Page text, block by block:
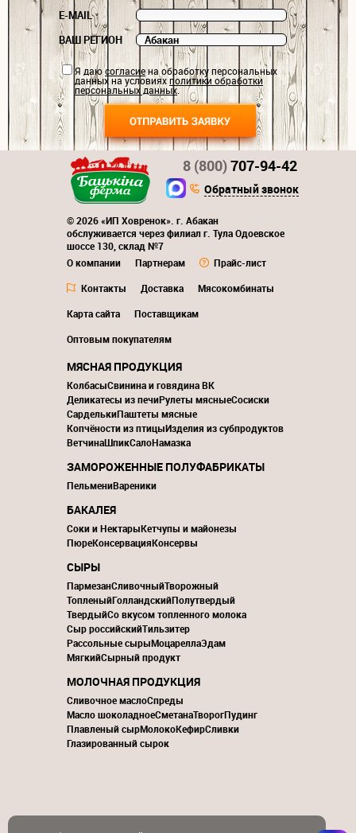
E-MAIL
ВАШ РЕГИОН
Я даюсогласиена обработку персональных
данных на условияхполитики обработки
персональных данных.
© 2026 «ИП Ховренок». г. Абакан
обслуживается через филиал г. Тула Одоевское
шоссе 130, склад №7
О компании
Партнерам
Прайс-лист
Контакты
Доставка
Мясокомбинаты
Карта сайта
Поставщикам
Оптовым покупателям
8 (800)707-94-42
Обратный звонок
МЯСНАЯ ПРОДУКЦИЯ
КолбасыСвинина и говядина ВК
Деликатесы из печиРулеты мясныеСосиски
СарделькиПаштеты мясные
Копчёности из птицыИзделия из субпродуктов
ВетчинаШпикСалоНамазка
ЗАМОРОЖЕННЫЕ ПОЛУФАБРИКАТЫ
ПельмениВареники
БАКАЛЕЯ
Соки и НектарыКетчупы и майонезы
ПюреКонсервацияКонсервы
СЫРЫ
ПармезанСливочныйТворожный
ТопленыйГолландскийПолутвердый
ТвердыйСо вкусом топленного молока
Сыр российскийТильзитер
Рассольные сырыМоцареллаЭдам
МягкийСырный продукт
МОЛОЧНАЯ ПРОДУКЦИЯ
Сливочное маслоСпреды
Масло шоколадноеСметанаТворогПудинг
Плавленый сырМолокоКефирСливки
Глазированный сырок